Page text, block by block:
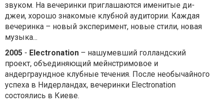
звуком. На вечеринки приглашаются именитые ди-
джеи, хорошо знакомые клубной аудитории. Каждая
вечеринка – новый эксперимент, новые стили, новая
музыка...
2005 - Electronation – нашумевший голландский
проект, объединяющий мейнстримовое и
андерграундное клубные течения. После необычайного
успеха в Нидерландах, вечеринки Electronation
состоялись в Киеве.